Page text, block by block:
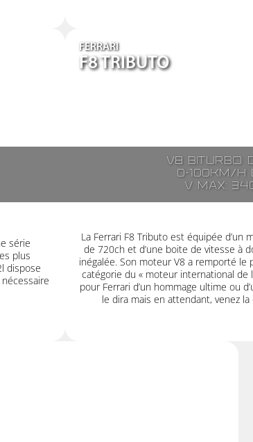
série
plus
dispose
FERRARI
F8 TRIBUTO
V8 biturbo
0-100km/h
V max:
La Ferrari F8 Tributo est équipée
de 720ch et d’une boite de vitesse à
inégalée. Son moteur V8 a remporté le
catégorie du « moteur international de
pour Ferrari d’un hommage ultime ou
le dira mais en attendant, venez